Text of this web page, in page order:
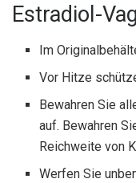
Estradiol-
Im
Vor Hitze
Bewahren Sie
auf. Bewahren
Reichweite von
Werfen Sie